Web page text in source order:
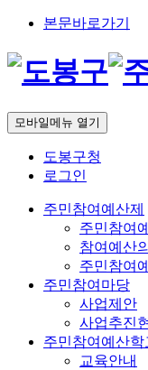
본문바로가기
모바일메뉴 열기
도봉구청
로그인
주민참여예산제
주민참여
참여예산
주민참여
주민참여마당
사업제안
사업추진
주민참여예산학
교육안내